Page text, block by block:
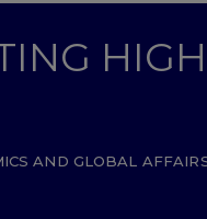
AND GLOBAL